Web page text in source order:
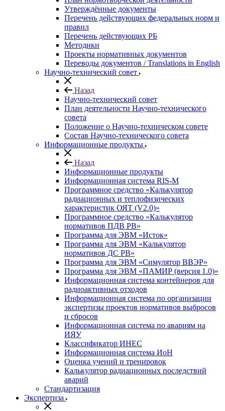
Утверждённые документы
Перечень действующих федеральных норм и
правил
Перечень действующих РБ
Методики
Проекты нормативных документов
Переводы документов / Translations in English
Научно-технический совет
Назад
Научно-технический совет
План деятельности Научно-технического
совета
Положение о Научно-техническом совете
Состав Научно-технического совета
Информационные продукты
Назад
Информационные продукты
Информационная система RIS-M
Программное средство «Калькулятор
радиационных и теплофизических
характеристик ОЯТ (V2.0)»
Программное средство «Калькулятор
нормативов ПДВ РВ»
Программа для ЭВМ «Исток»
Программа для ЭВМ «Калькулятор
нормативов ДС РВ»
Программа для ЭВМ «Симулятор ВВЭР»
Программа для ЭВМ «ПАМИР (версия 1.0)»
Информационная система контейнеров для
радиоактивных отходов
Информационная система по организации
экспертизы проектов нормативов выбросов
и сбросов
Информационная система по авариям на
ИЯУ
Классификатор ИНЕС
Информационная система ИоН
Оценка учений и тренировок
Калькулятор радиационных последствий
аварий
Стандартизация
Экспертиза